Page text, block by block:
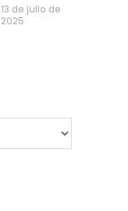
13 de julio de
2025